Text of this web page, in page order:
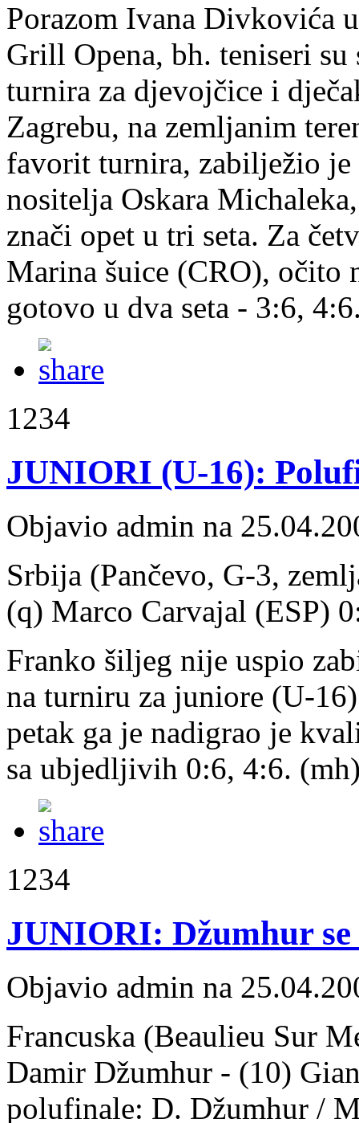
Porazom Ivana Divkovića
Grill Opena, bh. teniseri
turnira za djevojčice i
Zagrebu, na zemljanim
favorit turnira, zabilježio
nositelja Oskara
znači opet u tri seta. Za
Marina šuice (CRO), očito
gotovo u dva seta - 3:6,
1234
JUNIORI (U-16):
Objavio admin na
Srbija (Pančevo, G-3,
(q) Marco Carvajal (ESP)
Franko šiljeg nije uspio
na turniru za juniore (U-
petak ga je nadigrao je
sa ubjedljivih 0:6, 4:6.
1234
JUNIORI: Džumhur
Objavio admin na
Francuska (Beaulieu Sur
Damir Džumhur - (10)
polufinale: D. Džumhur /